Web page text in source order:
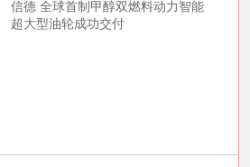
信德 全球首制甲醇双燃料动力智能
超大型油轮成功交付